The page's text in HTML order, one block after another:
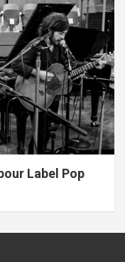
Label Pop